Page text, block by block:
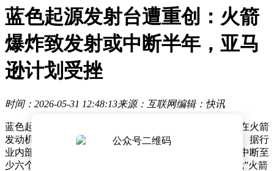
蓝色起源发射台遭重创：火箭
爆炸致发射或中断半年，亚马
逊计划受挫
时间：2026-05-31 12:48:13来源：互联网编辑：快讯
蓝色起源公司近日遭遇重大挫折，其位于美国的发射台在火箭
发动机点火测试期间发生爆炸，导致发射设施严重受损。据行
业内部人士透露，此次事故可能使蓝色起源的发射计划中断至
少六个月，甚至更长时间，对该公司正在推进的“新格伦”火箭